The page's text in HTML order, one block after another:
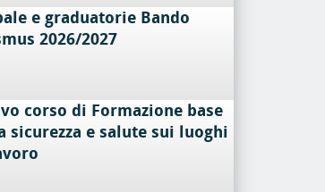
e graduatorie Bando
2026/2027
corso di Formazione base
sicurezza e salute sui luoghi